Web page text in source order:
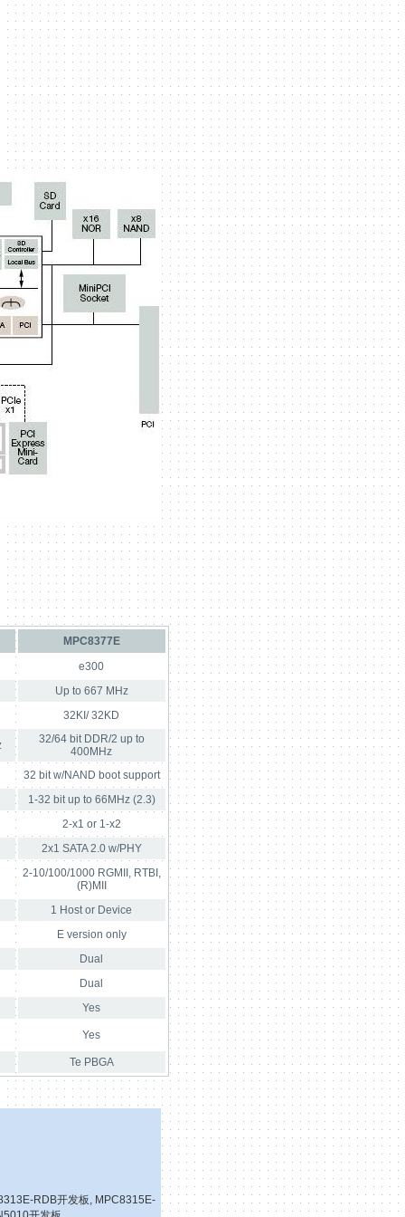
MPC8377E
e300
Up to 667 MHz
32KI/ 32KD
32/64 bit DDR/2 up to
400MHz
32 bit w/NAND boot support
1-32 bit up to 66MHz (2.3)
2-x1 or 1-x2
2x1 SATA 2.0 w/PHY
2-10/100/1000 RGMII, RTBI,
(R)MII
1 Host or Device
E version only
Dual
Dual
Yes
Yes
Te PBGA
RDB开发板, MPC8315E-